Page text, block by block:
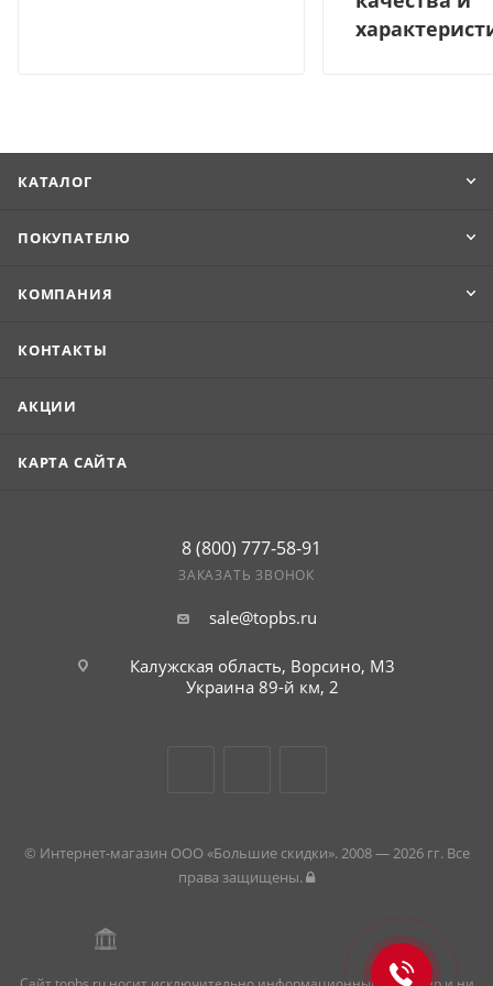
КАТАЛОГ
ПОКУПАТЕЛЮ
КОМПАНИЯ
КОНТАКТЫ
АКЦИИ
КАРТА САЙТА
8 (800) 777-58-91
ЗАКАЗАТЬ ЗВОНОК
sale@topbs.ru
Калужская область, Ворсино, М3
Украина 89-й км, 2
© Интернет-магазин ООО «Большие скидки». 2008 — 2026 гг. Все
права защищены.